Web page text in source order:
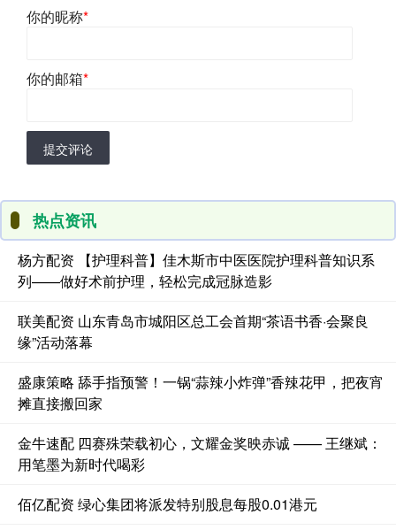
你的昵称*
你的邮箱*
提交评论
热点资讯
杨方配资 【护理科普】佳木斯市中医医院护理科普知识系
列——做好术前护理，轻松完成冠脉造影
联美配资 山东青岛市城阳区总工会首期“茶语书香·会聚良
缘”活动落幕
盛康策略 舔手指预警！一锅“蒜辣小炸弹”香辣花甲，把夜宵
摊直接搬回家
金牛速配 四赛殊荣载初心，文耀金奖映赤诚 —— 王继斌：
用笔墨为新时代喝彩
佰亿配资 绿心集团将派发特别股息每股0.01港元